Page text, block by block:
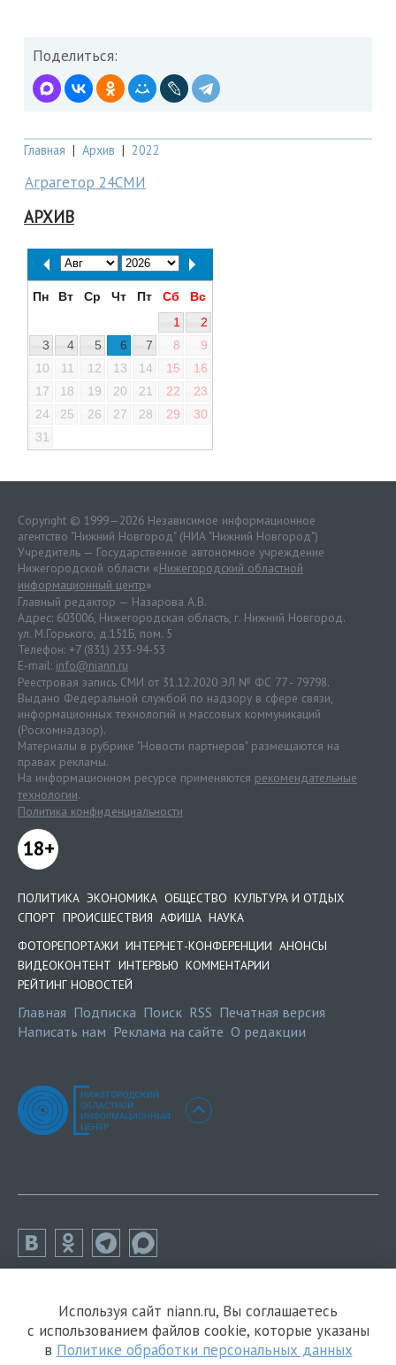
Поделиться:
Главная | Архив | 2022
Аграгетор 24СМИ
АРХИВ
Пн Вт Ср Чт Пт Сб
Вс
1
2
3
4 5 6 7 8
9
10
11 12 13 14 15
16
17
18 19 20 21 22
23
24
25 26 27 28 29
30
31
Copyright © 1999—2026 Независимое информационное
агентство "Нижний Новгород" (НИА "Нижний Новгород")
Учредитель — Государственное автономное учреждение
Нижегородской области «Нижегородский областной
информационный центр»
Главный редактор — Назарова А.В.
Адрес: 603006, Нижегородская область, г. Нижний Новгород.
ул. М.Горького, д.151Б, пом. 5
Телефон: +7 (831) 233-94-53
E-mail: info@niann.ru
Реестровая запись СМИ от 31.12.2020 ЭЛ № ФС 77 - 79798.
Выдано Федеральной службой по надзору в сфере связи,
информационных технологий и массовых коммуникаций
(Роскомнадзор).
Материалы в рубрике "Новости партнеров" размещаются на
правах рекламы.
На информационном ресурсе применяются рекомендательные
технологии.
Политика конфиденциальности
18+
ПОЛИТИКА ЭКОНОМИКА ОБЩЕСТВО КУЛЬТУРА И ОТДЫХ
СПОРТ ПРОИСШЕСТВИЯ АФИША НАУКА
ФОТОРЕПОРТАЖИ ИНТЕРНЕТ-КОНФЕРЕНЦИИ АНОНСЫ
ВИДЕОКОНТЕНТ ИНТЕРВЬЮ КОММЕНТАРИИ
РЕЙТИНГ НОВОСТЕЙ
Главная Подписка Поиск RSS Печатная версия
Написать нам Реклама на сайте О редакции
Используя сайт niann.ru, Вы соглашаетесь
с использованием файлов cookie, которые указаны
в Политике обработки персональных данных